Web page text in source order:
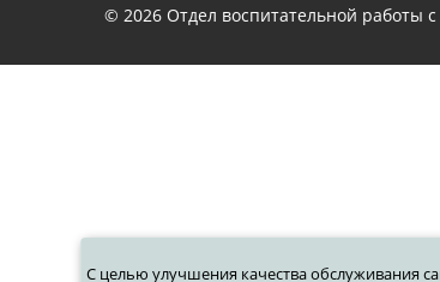
© 2026 Отдел воспитательной работы
С целью улучшения качества обслуживания